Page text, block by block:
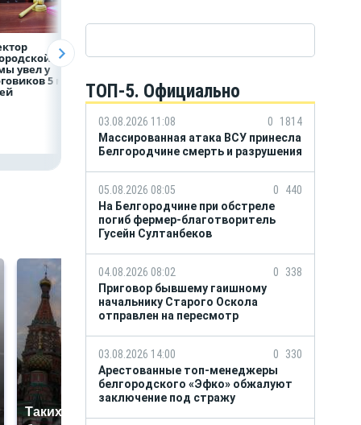
увел у
5 млн
кредитов
вырос на 64%
кредитов в
Таких событий не
В магазинах России
ТОП-5. Официально
03.08.2026 11:08 0
1814
Массированная атака ВСУ принесла
Белгородчине смерть и разрушения
05.08.2026 08:05 0
440
На Белгородчине при обстреле
погиб фермер-благотворитель
Гусейн Султанбеков
04.08.2026 08:02 0
338
Приговор бывшему гаишному
начальнику Старого Оскола
отправлен на пересмотр
03.08.2026 14:00 0
330
Арестованные топ-менеджеры
белгородского «Эфко» обжалуют
заключение под стражу